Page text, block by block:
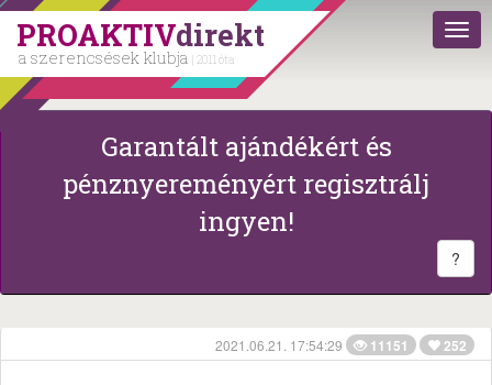
PROAKTIVdirekt
a szerencsések klubja | 2011 óta
Garantált ajándékért és
pénznyereményért regisztrálj
ingyen!
?
2021.06.21. 17:54:29 11151 252